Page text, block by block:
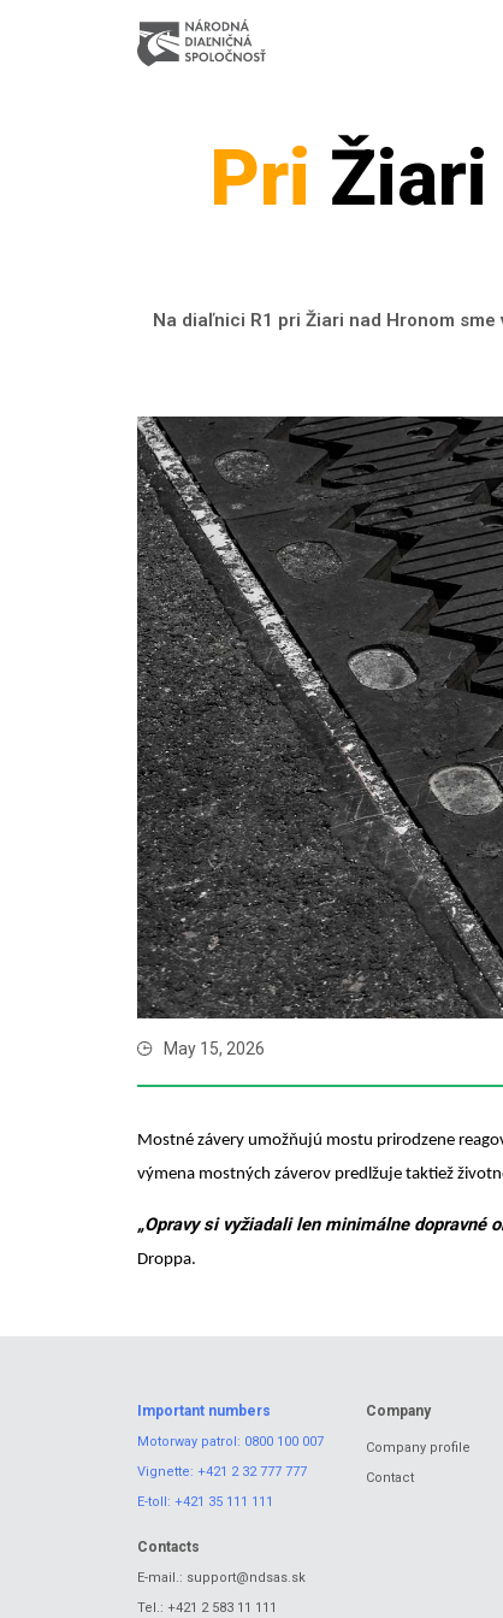
Pri
Na diaľnici R1 pri Žiari nad Hronom
May 15, 2026
Mostné závery umožňujú mostu prirodzene
výmena mostných záverov predlžuje taktiež
„Opravy si vyžiadali len minimálne dopravné
Droppa.
Important numbers
Motorway patrol: 0800 100 007
Vignette: +421 2 32 777 777
E-toll: +421 35 111 111
Contacts
E-mail.: support@ndsas.sk
Tel.: +421 2 583 11 111
Company
Company profile
Contact